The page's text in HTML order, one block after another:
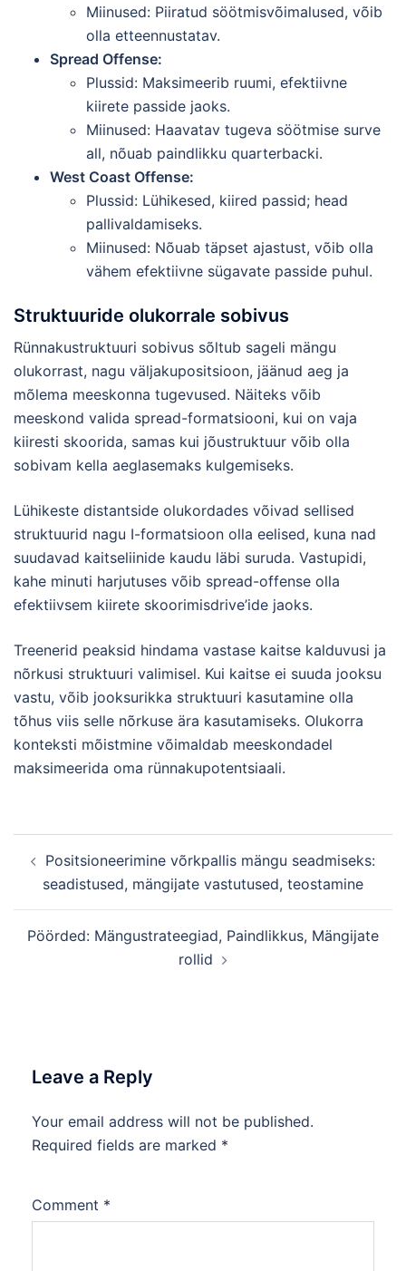
Miinused: Piiratud söötmisvõimalused, võib
olla etteennustatav.
Spread Offense:
Plussid: Maksimeerib ruumi, efektiivne
kiirete passide jaoks.
Miinused: Haavatav tugeva söötmise surve
all, nõuab paindlikku quarterbacki.
West Coast Offense:
Plussid: Lühikesed, kiired passid; head
pallivaldamiseks.
Miinused: Nõuab täpset ajastust, võib olla
vähem efektiivne sügavate passide puhul.
Struktuuride olukorrale sobivus
Rünnakustruktuuri sobivus sõltub sageli mängu
olukorrast, nagu väljakupositsioon, jäänud aeg ja
mõlema meeskonna tugevused. Näiteks võib
meeskond valida spread-formatsiooni, kui on vaja
kiiresti skoorida, samas kui jõustruktuur võib olla
sobivam kella aeglasemaks kulgemiseks.
Lühikeste distantside olukordades võivad sellised
struktuurid nagu I-formatsioon olla eelised, kuna nad
suudavad kaitseliinide kaudu läbi suruda. Vastupidi,
kahe minuti harjutuses võib spread-offense olla
efektiivsem kiirete skoorimisdrive’ide jaoks.
Treenerid peaksid hindama vastase kaitse kalduvusi ja
nõrkusi struktuuri valimisel. Kui kaitse ei suuda jooksu
vastu, võib jooksurikka struktuuri kasutamine olla
tõhus viis selle nõrkuse ära kasutamiseks. Olukorra
konteksti mõistmine võimaldab meeskondadel
maksimeerida oma rünnakupotentsiaali.
navigation
Positsioneerimine võrkpallis mängu seadmiseks:
seadistused, mängijate vastutused, teostamine
Pöörded: Mängustrateegiad, Paindlikkus, Mängijate
rollid
Leave a Reply
Your email address will not be published.
Required fields are marked *
Comment *